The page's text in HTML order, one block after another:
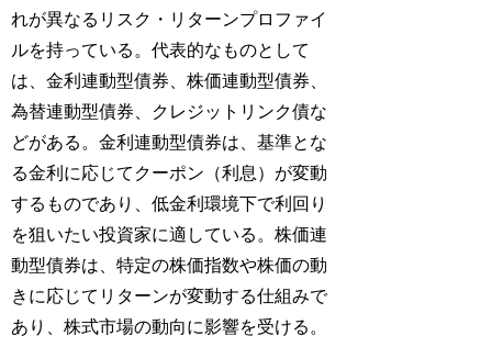
れが異なるリスク・リターンプロファイ
ルを持っている。代表的なものとして
は、金利連動型債券、株価連動型債券、
為替連動型債券、クレジットリンク債な
どがある。金利連動型債券は、基準とな
る金利に応じてクーポン（利息）が変動
するものであり、低金利環境下で利回り
を狙いたい投資家に適している。株価連
動型債券は、特定の株価指数や株価の動
きに応じてリターンが変動する仕組みで
あり、株式市場の動向に影響を受ける。